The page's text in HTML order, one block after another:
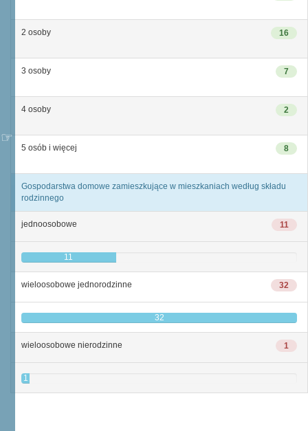
16
2 osoby
7
3 osoby
2
4 osoby
8
5 osób i więcej
Gospodarstwa domowe zamieszkujące w mieszkaniach według składu
rodzinnego
11
jednoosobowe
11
32
wieloosobowe jednorodzinne
32
1
wieloosobowe nierodzinne
1